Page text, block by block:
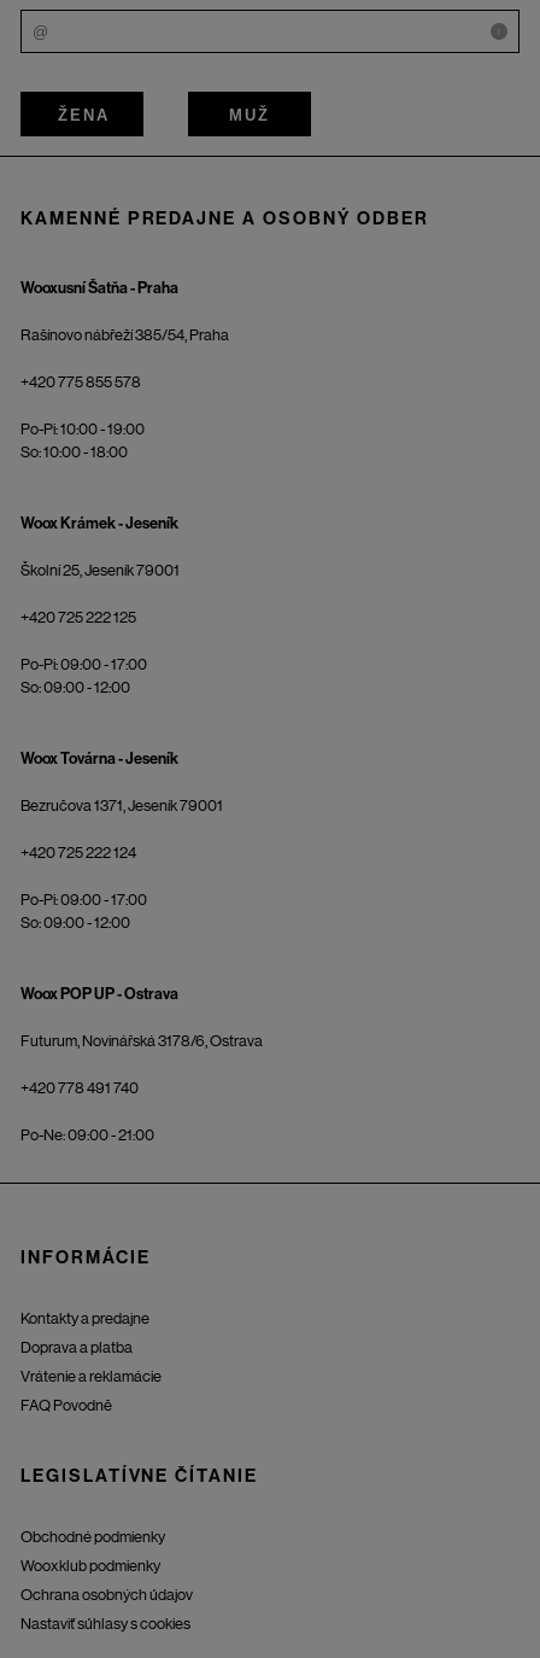
i
ŽENA MUŽ
KAMENNÉ PREDAJNE A OSOBNÝ ODBER
Wooxusní Šatňa - Praha
Rašínovo nábřeží 385/54, Praha
+420 775 855 578
Po-Pi: 10:00 - 19:00
So: 10:00 - 18:00
Woox Krámek - Jeseník
Školní 25, Jeseník 79001
+420 725 222 125
Po-Pi: 09:00 - 17:00
So: 09:00 - 12:00
Woox Továrna - Jeseník
Bezručova 1371, Jeseník 79001
+420 725 222 124
Po-Pi: 09:00 - 17:00
So: 09:00 - 12:00
Woox POP UP - Ostrava
Futurum, Novinářská 3178/6, Ostrava
+420 778 491 740
Po-Ne: 09:00 - 21:00
INFORMÁCIE
Kontakty a predajne
Doprava a platba
Vrátenie a reklamácie
FAQ Povodně
LEGISLATÍVNE ČÍTANIE
Obchodné podmienky
Wooxklub podmienky
Ochrana osobných údajov
Nastaviť súhlasy s cookies